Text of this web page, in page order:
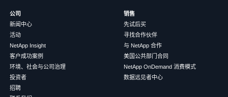
公司
新闻中心
活动
NetApp Insight
客户成功案例
环境、社会与公司治理
投资者
招聘
销售
先试后买
寻找合作伙伴
与 NetApp 合作
美国公共部门合同
NetApp OnDemand 消费模式
数据远见者中心